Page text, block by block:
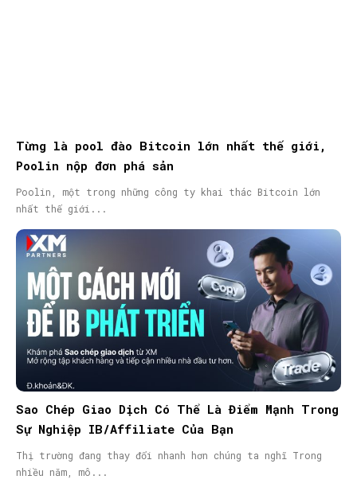
Từng là pool đào Bitcoin lớn nhất thế giới,
Poolin nộp đơn phá sản
Poolin, một trong những công ty khai thác Bitcoin lớn
nhất thế giới...
Sao Chép Giao Dịch Có Thể Là Điểm Mạnh Trong
Sự Nghiệp IB/Affiliate Của Bạn
Thị trường đang thay đổi nhanh hơn chúng ta nghĩ Trong
nhiều năm, mô...